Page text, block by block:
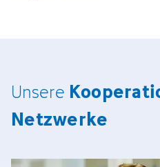
Unsere
Netzwerke